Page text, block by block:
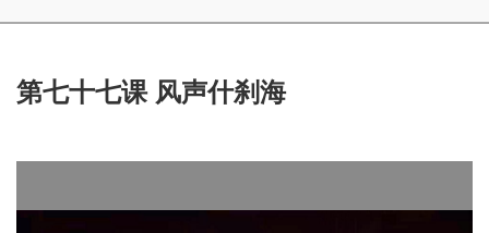
第七十七课 风声什刹海